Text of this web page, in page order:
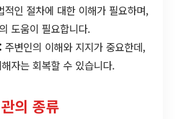
적인 절차에 대한 이해가 필요하며,
도움이 필요합니다.
주변인의 이해와 지지가 중요한데,
자는 회복할 수 있습니다.
의 종류